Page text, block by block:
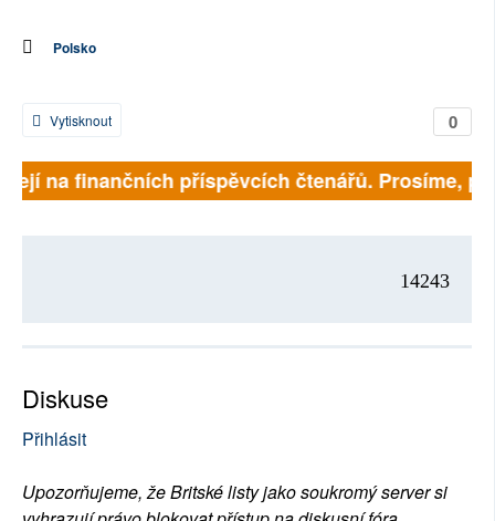
Polsko
0
Vytisknout
na finančních příspěvcích čtenářů. Prosíme,
14243
Diskuse
Přihlásit
Upozorňujeme, že Britské listy jako soukromý server si